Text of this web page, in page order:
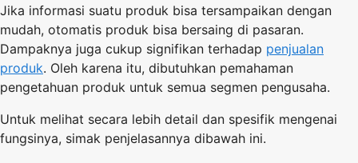
Jika informasi suatu produk bisa tersampaikan dengan
mudah, otomatis produk bisa bersaing di pasaran.
Dampaknya juga cukup signifikan terhadap penjualan
produk. Oleh karena itu, dibutuhkan pemahaman
pengetahuan produk untuk semua segmen pengusaha.
Untuk melihat secara lebih detail dan spesifik mengenai
fungsinya, simak penjelasannya dibawah ini.